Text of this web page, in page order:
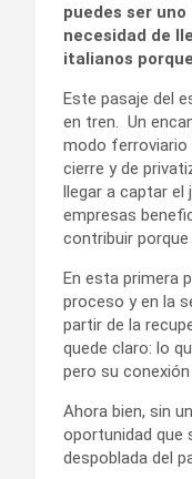
puedes ser
necesidad de
italianos
Este pasaje del
en tren. Un
modo ferroviario
cierre y de
llegar a captar el
empresas
contribuir
En esta primera
proceso y en la
partir de la
quede claro: lo
pero su
Ahora bien, sin
oportunidad que
despoblada del